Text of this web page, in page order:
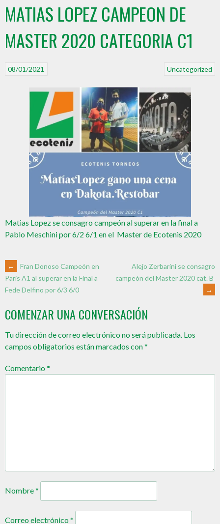
MATIAS LOPEZ CAMPEON DE
MASTER 2020 CATEGORIA C1
Uncategorized
08/01/2021
Matias Lopez se consagro campeón al superar en la final a
Pablo Meschini por 6/2 6/1 en el Master de Ecotenis 2020
←
Fran Donoso Campeón en
Paris A1 al superar en la Final a
Fede Delfino por 6/3 6/0
Alejo Zerbarini se consagro
campeón del Master 2020 cat. B
→
COMENZAR UNA CONVERSACIÓN
Tu dirección de correo electrónico no será publicada. Los
campos obligatorios están marcados con*
Comentario*
Nombre*
Correo electrónico*